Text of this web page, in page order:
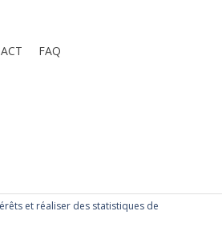
FAQ
et réaliser des statistiques de